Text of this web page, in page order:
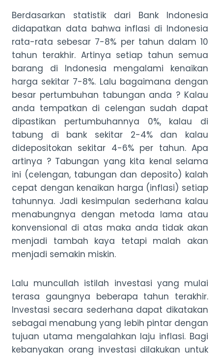
Berdasarkan statistik dari Bank Indonesia
didapatkan data bahwa inflasi di Indonesia
rata-rata sebesar 7-8% per tahun dalam 10
tahun terakhir. Artinya setiap tahun semua
barang di Indonesia mengalami kenaikan
harga sekitar 7-8%. Lalu bagaimana dengan
besar pertumbuhan tabungan anda ? Kalau
anda tempatkan di celengan sudah dapat
dipastikan pertumbuhannya 0%, kalau di
tabung di bank sekitar 2-4% dan kalau
didepositokan sekitar 4-6% per tahun. Apa
artinya ? Tabungan yang kita kenal selama
ini (celengan, tabungan dan deposito) kalah
cepat dengan kenaikan harga (inflasi) setiap
tahunnya. Jadi kesimpulan sederhana kalau
menabungnya dengan metoda lama atau
konvensional di atas maka anda tidak akan
menjadi tambah kaya tetapi malah akan
menjadi semakin miskin.
Lalu muncullah istilah investasi yang mulai
terasa gaungnya beberapa tahun terakhir.
Investasi secara sederhana dapat dikatakan
sebagai menabung yang lebih pintar dengan
tujuan utama mengalahkan laju inflasi. Bagi
kebanyakan orang investasi dilakukan untuk